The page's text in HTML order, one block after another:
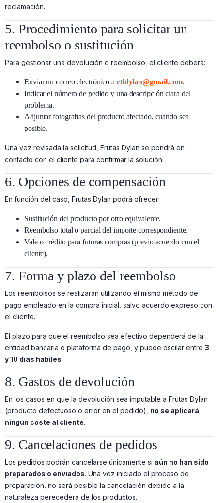
reclamación.
5. Procedimiento para solicitar un
reembolso o sustitución
Para gestionar una devolución o reembolso, el cliente deberá:
Enviar un correo electrónico a etldylan@gmail.com.
Indicar el número de pedido y una descripción clara del
problema.
Adjuntar fotografías del producto afectado, cuando sea
posible.
Una vez revisada la solicitud, Frutas Dylan se pondrá en
contacto con el cliente para confirmar la solución.
6. Opciones de compensación
En función del caso, Frutas Dylan podrá ofrecer:
Sustitución del producto por otro equivalente.
Reembolso total o parcial del importe correspondiente.
Vale o crédito para futuras compras (previo acuerdo con el
cliente).
7. Forma y plazo del reembolso
Los reembolsos se realizarán utilizando el mismo método de
pago empleado en la compra inicial, salvo acuerdo expreso con
el cliente.
El plazo para que el reembolso sea efectivo dependerá de la
entidad bancaria o plataforma de pago, y puede oscilar entre 3
y 10 días hábiles.
8. Gastos de devolución
En los casos en que la devolución sea imputable a Frutas Dylan
(producto defectuoso o error en el pedido), no se aplicará
ningún coste al cliente.
9. Cancelaciones de pedidos
Los pedidos podrán cancelarse únicamente si aún no han sido
preparados o enviados. Una vez iniciado el proceso de
preparación, no será posible la cancelación debido a la
naturaleza perecedera de los productos.